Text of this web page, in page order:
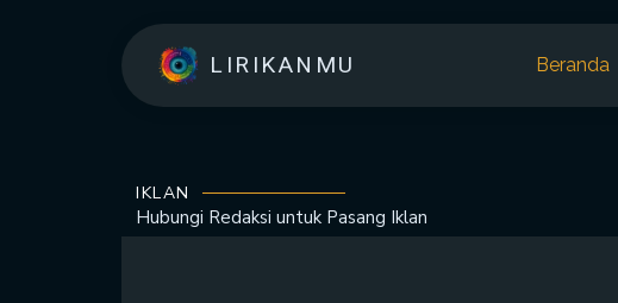
LIRIKANMU Beranda
IKLAN
Hubungi Redaksi untuk Pasang Iklan